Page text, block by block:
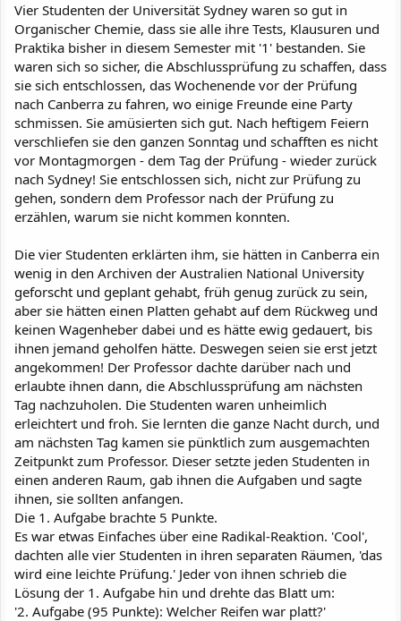
Vier Studenten der Universität Sydney waren so gut in
Organischer Chemie, dass sie alle ihre Tests, Klausuren und
Praktika bisher in diesem Semester mit '1' bestanden. Sie
waren sich so sicher, die Abschlussprüfung zu schaffen, dass
sie sich entschlossen, das Wochenende vor der Prüfung
nach Canberra zu fahren, wo einige Freunde eine Party
schmissen. Sie amüsierten sich gut. Nach heftigem Feiern
verschliefen sie den ganzen Sonntag und schafften es nicht
vor Montagmorgen - dem Tag der Prüfung - wieder zurück
nach Sydney! Sie entschlossen sich, nicht zur Prüfung zu
gehen, sondern dem Professor nach der Prüfung zu
erzählen, warum sie nicht kommen konnten.
Die vier Studenten erklärten ihm, sie hätten in Canberra ein
wenig in den Archiven der Australien National University
geforscht und geplant gehabt, früh genug zurück zu sein,
aber sie hätten einen Platten gehabt auf dem Rückweg und
keinen Wagenheber dabei und es hätte ewig gedauert, bis
ihnen jemand geholfen hätte. Deswegen seien sie erst jetzt
angekommen! Der Professor dachte darüber nach und
erlaubte ihnen dann, die Abschlussprüfung am nächsten
Tag nachzuholen. Die Studenten waren unheimlich
erleichtert und froh. Sie lernten die ganze Nacht durch, und
am nächsten Tag kamen sie pünktlich zum ausgemachten
Zeitpunkt zum Professor. Dieser setzte jeden Studenten in
einen anderen Raum, gab ihnen die Aufgaben und sagte
ihnen, sie sollten anfangen.
Die 1. Aufgabe brachte 5 Punkte.
Es war etwas Einfaches über eine Radikal-Reaktion. 'Cool',
dachten alle vier Studenten in ihren separaten Räumen, 'das
wird eine leichte Prüfung.' Jeder von ihnen schrieb die
Lösung der 1. Aufgabe hin und drehte das Blatt um:
'2. Aufgabe (95 Punkte): Welcher Reifen war platt?'